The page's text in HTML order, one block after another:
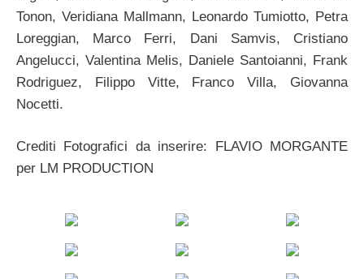
Tonon, Veridiana Mallmann, Leonardo Tumiotto, Petra
Loreggian, Marco Ferri, Dani Samvis, Cristiano
Angelucci, Valentina Melis, Daniele Santoianni, Frank
Rodriguez, Filippo Vitte, Franco Villa, Giovanna
Nocetti.
Crediti Fotografici da inserire: FLAVIO MORGANTE
per LM PRODUCTION